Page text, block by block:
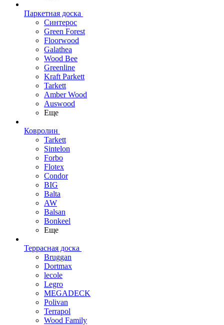
Паркетная доска
Синтерос
Green Forest
Floorwood
Galathea
Wood Bee
Greenline
Kraft Parkett
Tarkett
Amber Wood
Auswood
Еще
Ковролин
Tarkett
Sintelon
Forbo
Flotex
Condor
BIG
Balta
AW
Balsan
Bonkeel
Еще
Террасная доска
Bruggan
Dortmax
lecole
Legro
MEGADECK
Polivan
Terrapol
Wood Family